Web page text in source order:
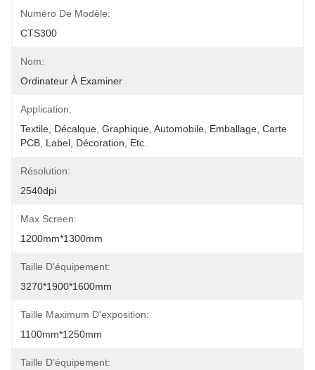
Numéro De Modèle:
CTS300
Nom:
Ordinateur À Examiner
Application:
Textile, Décalque, Graphique, Automobile, Emballage, Carte
PCB, Label, Décoration, Etc.
Résolution:
2540dpi
Max Screen:
1200mm*1300mm
Taille D'équipement:
3270*1900*1600mm
Taille Maximum D'exposition:
1100mm*1250mm
Taille D'équipement: